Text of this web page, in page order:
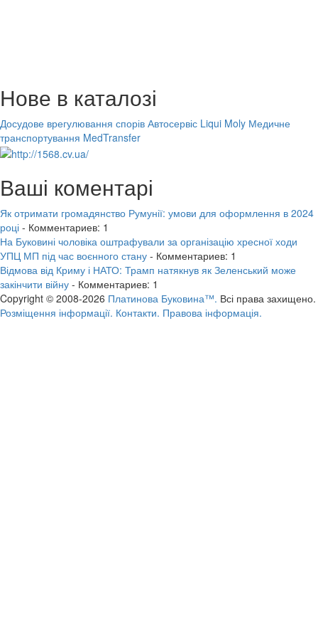
Нове в каталозі
Досудове врегулювання спорів Автосервіс Liqui Moly Медичне
транспортування MedTransfer
Ваші коментарі
Як отримати громадянство Румунії: умови для оформлення в 2024
році - Комментариев: 1
На Буковині чоловіка оштрафували за організацію хресної ходи
УПЦ МП під час воєнного стану - Комментариев: 1
Відмова від Криму і НАТО: Трамп натякнув як Зеленський може
закінчити війну - Комментариев: 1
Copyright © 2008-2026 Платинова Буковина™. Всі права захищено.
Розміщення інформації. Контакти. Правова інформація.